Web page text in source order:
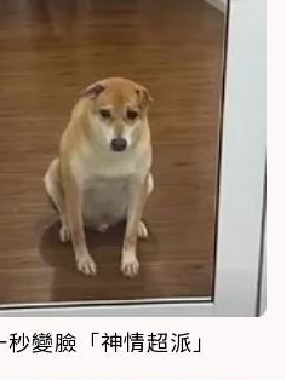
變臉「神情超派」